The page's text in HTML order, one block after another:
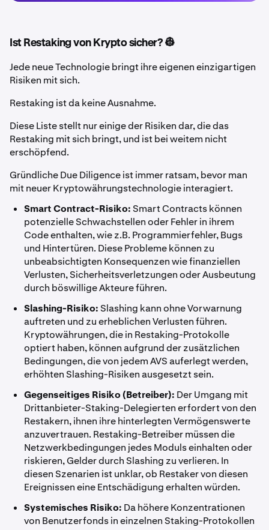
Ist Restaking von Krypto sicher? 👷
Jede neue Technologie bringt ihre eigenen einzigartigen
Risiken mit sich.
Restaking ist da keine Ausnahme.
Diese Liste stellt nur einige der Risiken dar, die das
Restaking mit sich bringt, und ist bei weitem nicht
erschöpfend.
Gründliche Due Diligence ist immer ratsam, bevor man
mit neuer Kryptowährungstechnologie interagiert.
Smart Contract-Risiko:Smart Contracts können
potenzielle Schwachstellen oder Fehler in ihrem
Code enthalten, wie z.B. Programmierfehler, Bugs
und Hintertüren. Diese Probleme können zu
unbeabsichtigten Konsequenzen wie finanziellen
Verlusten, Sicherheitsverletzungen oder Ausbeutung
durch böswillige Akteure führen.
Slashing-Risiko:Slashing kann ohne Vorwarnung
auftreten und zu erheblichen Verlusten führen.
Kryptowährungen, die in Restaking-Protokolle
optiert haben, können aufgrund der zusätzlichen
Bedingungen, die von jedem AVS auferlegt werden,
erhöhten Slashing-Risiken ausgesetzt sein.
Gegenseitiges Risiko (Betreiber): Der Umgang mit
Drittanbieter-Staking-Delegierten erfordert von den
Restakern, ihnen ihre hinterlegten Vermögenswerte
anzuvertrauen. Restaking-Betreiber müssen die
Netzwerkbedingungen jedes Moduls einhalten oder
riskieren, Gelder durch Slashing zu verlieren. In
diesen Szenarien ist unklar, ob Restaker von diesen
Ereignissen eine Entschädigung erhalten würden.
Systemisches Risiko: Da höhere Konzentrationen
von Benutzerfonds in einzelnen Staking-Protokollen